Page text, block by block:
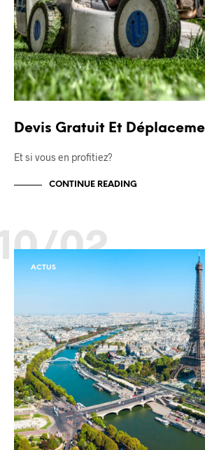
Devis Gratuit Et
Et si vous en profitiez?
CONTINUE READING
02
ACTUS